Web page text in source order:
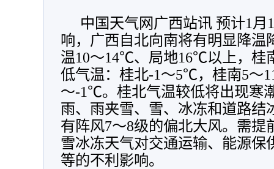
中国天气网广西站讯 预计1月
响，广西自北向南将有明显降温
温10～14℃、局地16℃以上，桂
低气温：桂北-1～5℃，桂南5～
～-1℃。桂北气温较低将出现寒
雨、雨夹雪、雪、冰冻和道路结
有阵风7～8级的偏北大风。需提
雪冰冻天气对交通运输、能源保
等的不利影响。